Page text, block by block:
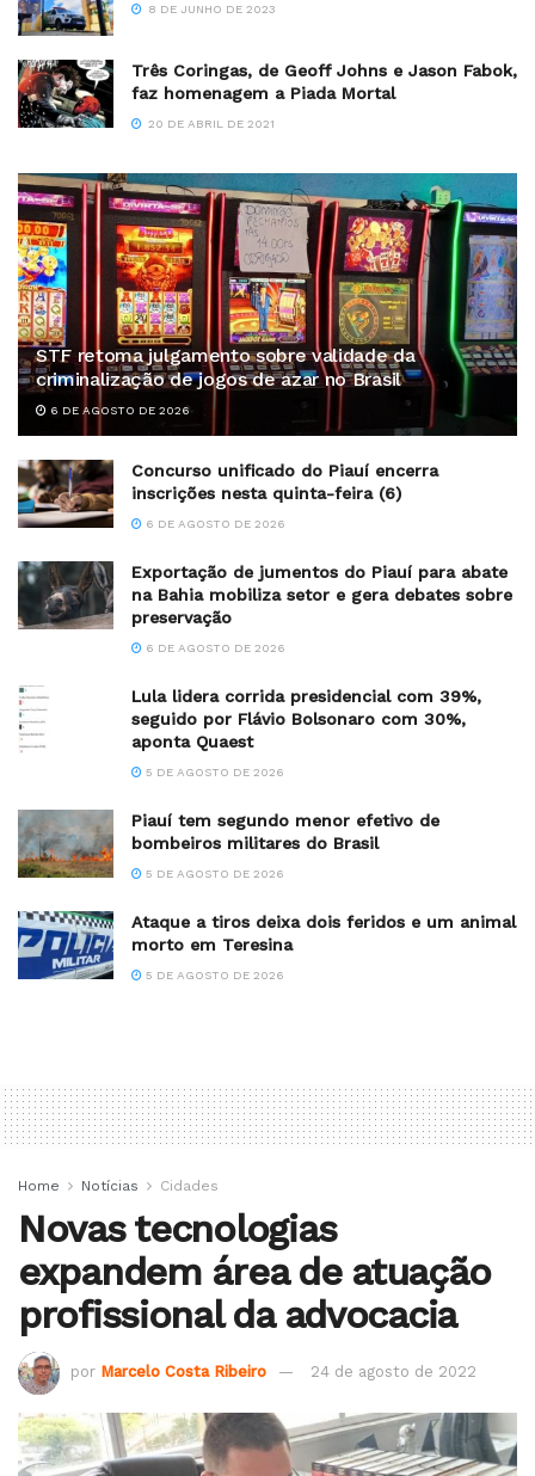
8 DE JUNHO DE 2023
Três Coringas, de Geoff Johns e Jason Fabok,
faz homenagem a Piada Mortal
20 DE ABRIL DE 2021
STF retoma julgamento sobre validade da
criminalização de jogos de azar no Brasil
6 DE AGOSTO DE 2026
Concurso unificado do Piauí encerra
inscrições nesta quinta-feira (6)
6 DE AGOSTO DE 2026
Exportação de jumentos do Piauí para abate
na Bahia mobiliza setor e gera debates sobre
preservação
6 DE AGOSTO DE 2026
Lula lidera corrida presidencial com 39%,
seguido por Flávio Bolsonaro com 30%,
aponta Quaest
5 DE AGOSTO DE 2026
Piauí tem segundo menor efetivo de
bombeiros militares do Brasil
5 DE AGOSTO DE 2026
Ataque a tiros deixa dois feridos e um animal
morto em Teresina
5 DE AGOSTO DE 2026
Home Notícias Cidades
Novas tecnologias
expandem área de atuação
profissional da advocacia
por Marcelo Costa Ribeiro 24 de agosto de 2022